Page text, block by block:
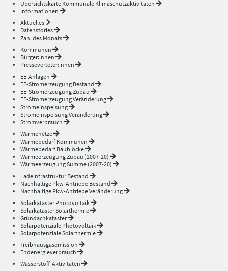
Übersichtskarte Kommunale Klimaschutzaktivitäten
Informationen
Aktuelles
Datenstories
Zahl des Monats
Kommunen
Bürger:innen
Presseverteter:innen
EE-Anlagen
EE-Stromerzeugung Bestand
EE-Stromerzeugung Zubau
EE-Stromerzeugung Veränderung
Stromeinspeisung
Stromeinspeisung Veränderung
Stromverbrauch
Wärmenetze
Wärmebedarf Kommunen
Wärmebedarf Baublöcke
Wärmeerzeugung Zubau (2007-20)
Wärmeerzeugung Summe (2007-20)
Ladeinfrastruktur Bestand
Nachhaltige Pkw-Antriebe Bestand
Nachhaltige Pkw-Antriebe Veränderung
Solarkataster Photovoltaik
Solarkataster Solarthermie
Gründachkataster
Solarpotenziale Photovoltaik
Solarpotenziale Solarthermie
Treibhausgasemission
Endenergieverbrauch
Wasserstoff-Aktivitäten